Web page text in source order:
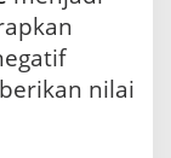
nilai